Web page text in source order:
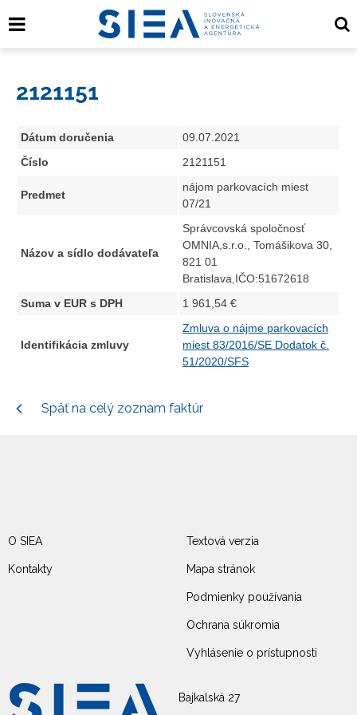
2121151
Dátum doručenia
09.07.2021
Číslo
2121151
Predmet
nájom parkovacích miest
07/21
Názov a sídlo dodávateľa
Správcovská spoločnosť
OMNIA,s.r.o., Tomášikova 30,
821 01
Bratislava,IČO:51672618
Suma v EUR s DPH
1 961,54 €
Identifikácia zmluvy
Zmluva o nájme parkovacích
miest 83/2016/SE Dodatok č.
51/2020/SFS
Späť na celý zoznam faktúr
Bajkalská 27
O SIEA
Kontakty
Textová verzia
Mapa stránok
Podmienky používania
Ochrana súkromia
Vyhlásenie o prístupnosti